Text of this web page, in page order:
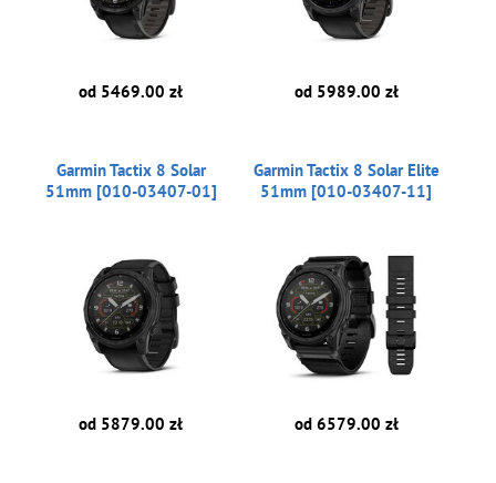
od 5469.00 zł od 5989.00 zł
Garmin Tactix 8 Solar
51mm [010-03407-01]
od 5879.00 zł
Garmin Tactix 8 Solar Elite
51mm [010-03407-11]
od 6579.00 zł